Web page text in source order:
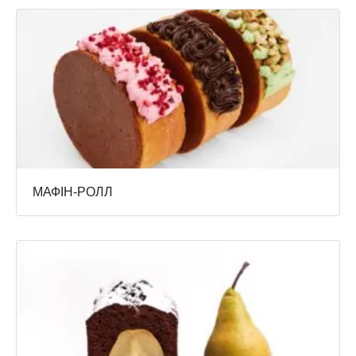
МАФІН-РОЛЛ